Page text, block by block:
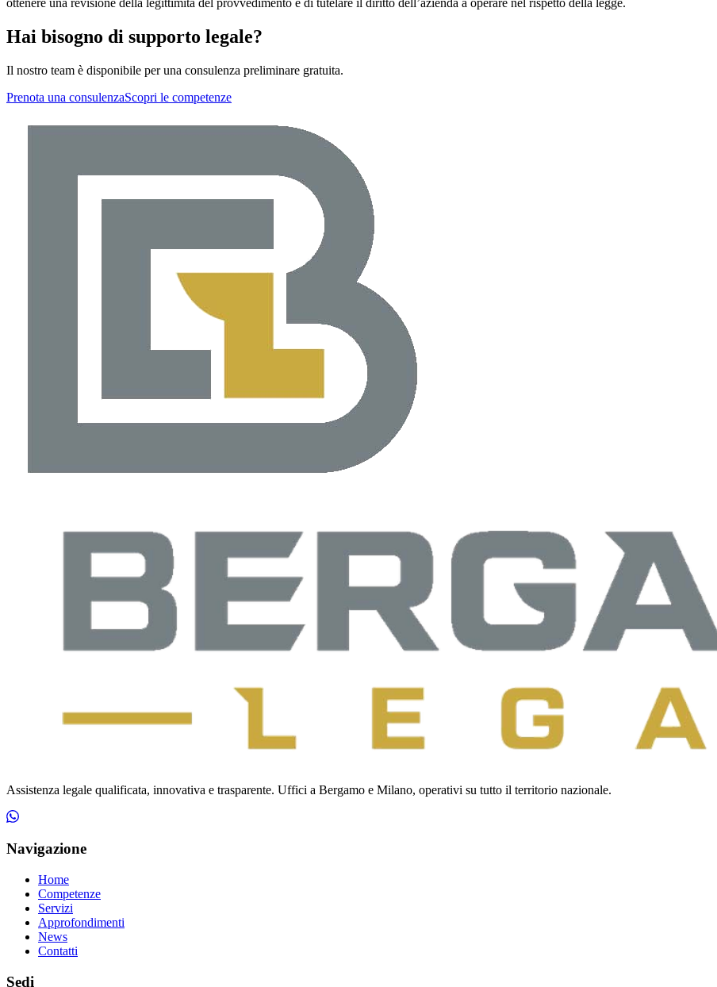
Hai bisogno di supporto legale?
Il nostro team è disponibile per una consulenza preliminare gratuita.
Prenota una consulenzaScopri le competenze
Assistenza legale qualificata, innovativa e trasparente. Uffici a Bergamo e Milano, operativi su tutto il territorio nazionale.
Navigazione
Home
Competenze
Servizi
Approfondimenti
News
Contatti
Sedi